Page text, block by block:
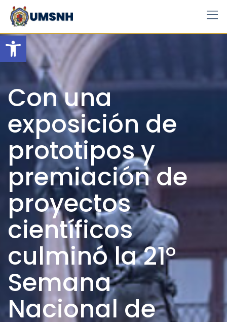
Open toolbar
Skip
content
Con una
exposición de
prototipos y
premiación de
proyectos
científicos
culminó la 21°
Semana
Nacional de